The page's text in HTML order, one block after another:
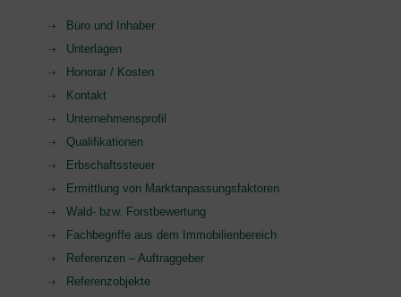
Büro und Inhaber
Unterlagen
Honorar / Kosten
Kontakt
Unternehmensprofil
Qualifikationen
Erbschaftssteuer
Ermittlung von Marktanpassungsfaktoren
Wald- bzw. Forstbewertung
Fachbegriffe aus dem Immobilienbereich
Referenzen – Auftraggeber
Referenzobjekte